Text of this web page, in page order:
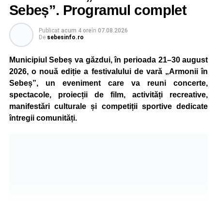
aparatul etilotest, rezultatele fiind negative.
Polițiștii au deschis un dosar penal și continuă cercetările
pentru vătămare corporală din culpă, urmând să
stabilească toate împrejurările în care s-a produs
accidentul.
Adaugă-ne ca sursă preferată
Sebeș”. Programul complet
Publicat acum 4 oreîn 07.08.2026
De sebesinfo.ro
Municipiul Sebeș va găzdui, în perioada 21–30 august
2026, o nouă ediție a festivalului de vară „Armonii în
Sebeș”, un eveniment care va reuni concerte,
spectacole, proiecții de film, activități recreative,
manifestări culturale și competiții sportive dedicate
întregii comunități.